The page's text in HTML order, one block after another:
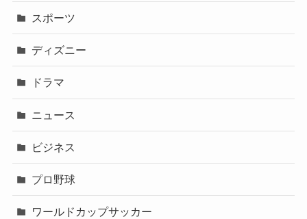
スポーツ
ディズニー
ドラマ
ニュース
ビジネス
プロ野球
ワールドカップサッカー